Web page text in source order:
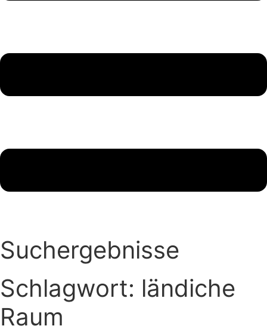
Suchergebnisse
Schlagwort: ländiche
Raum